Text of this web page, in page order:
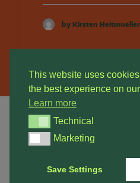
by Kirsten Heitmueller
© 2026 Hundeschule
This website uses
the best experience on
Learn more
Technical
Technical
Marketing
Marketing
Save Settings